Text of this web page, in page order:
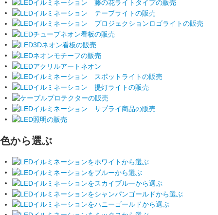
色から選ぶ